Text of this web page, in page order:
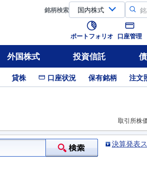
銘柄検索
ポートフォリオ 口座管理
外国株式 投資信託
貸株 口座状況 保有銘柄 注文
取引所株
決算発表